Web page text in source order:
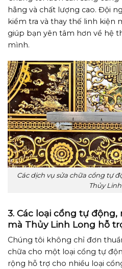
hãng và chất lượng cao. Đội
kiểm tra và thay thế linh kiện
giúp bạn yên tâm hơn về hệ
mình.
Các dịch vụ sửa chữa cổng tự
Thủy
3. Các loại cổng tự
mà Thủy Linh Long hỗ
Chúng tôi không chỉ đơn
chữa cho một loại cổng tự
rộng hỗ trợ cho nhiều loại